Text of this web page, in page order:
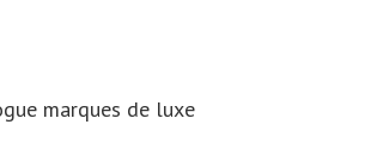
marques de luxe